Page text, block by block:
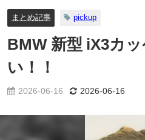
まとめ記事 pickup
BMW 新型 iX3カ
い！！
2026-06-16 2026-06-16